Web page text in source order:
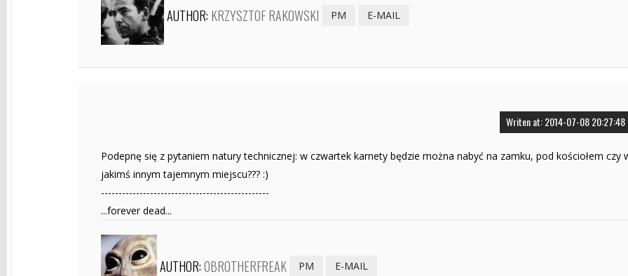
AUTHOR: KRZYSZTOF RAKOWSKI PM E-MAIL
Writen at: 2014-07-08 20:27:48
Podepnę się z pytaniem natury technicznej: w czwartek karnety będzie można nabyć na zamku, pod kościołem czy
jakimś innym tajemnym miejscu??? :)
------------------------------------------------
...forever dead...
AUTHOR:OBROTHERFREAK PM E-MAIL